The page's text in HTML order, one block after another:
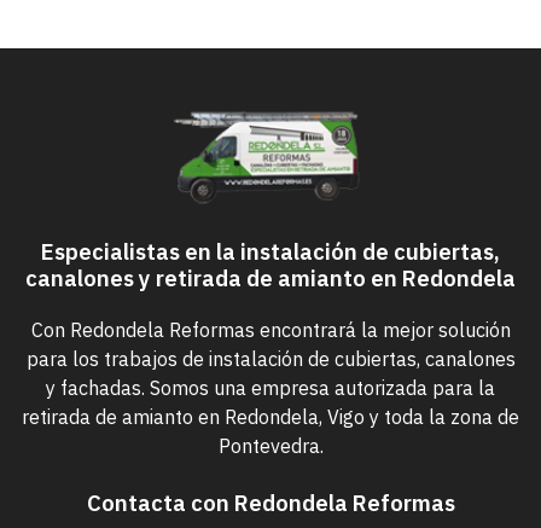
Especialistas en la instalación de cubiertas,
canalones y retirada de amianto en Redondela
Con Redondela Reformas encontrará la mejor solución
para los trabajos de instalación de cubiertas, canalones
y fachadas. Somos una empresa autorizada para la
retirada de amianto en Redondela, Vigo y toda la zona de
Pontevedra.
Contacta con Redondela Reformas